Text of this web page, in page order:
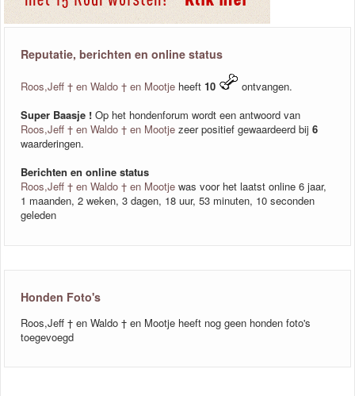
Reputatie, berichten en online status
Roos,Jeff † en Waldo † en Mootje heeft 10
ontvangen.
Super Baasje ! Op het hondenforum wordt een antwoord van
Roos,Jeff † en Waldo † en Mootje zeer positief gewaardeerd bij 6
waarderingen.
Berichten en online status
Roos,Jeff † en Waldo † en Mootje was voor het laatst online 6 jaar,
1 maanden, 2 weken, 3 dagen, 18 uur, 53 minuten, 10 seconden
geleden
Honden Foto's
Roos,Jeff † en Waldo † en Mootje heeft nog geen honden foto's
toegevoegd